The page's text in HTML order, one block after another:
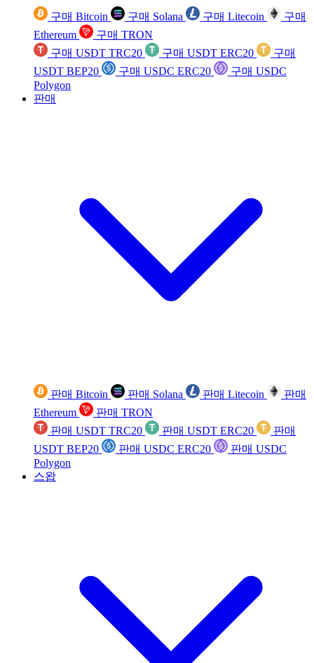
구매 Bitcoin 구매 Solana 구매 Litecoin
구매
Ethereum
구매 TRON
구매 USDT TRC20
구매 USDT ERC20
구매
USDT BEP20
구매 USDC ERC20
구매 USDC
Polygon
판매
판매 Bitcoin 판매 Solana 판매 Litecoin
판매
Ethereum
판매 TRON
판매 USDT TRC20
판매 USDT ERC20
판매
USDT BEP20
판매 USDC ERC20
판매 USDC
Polygon
스왑